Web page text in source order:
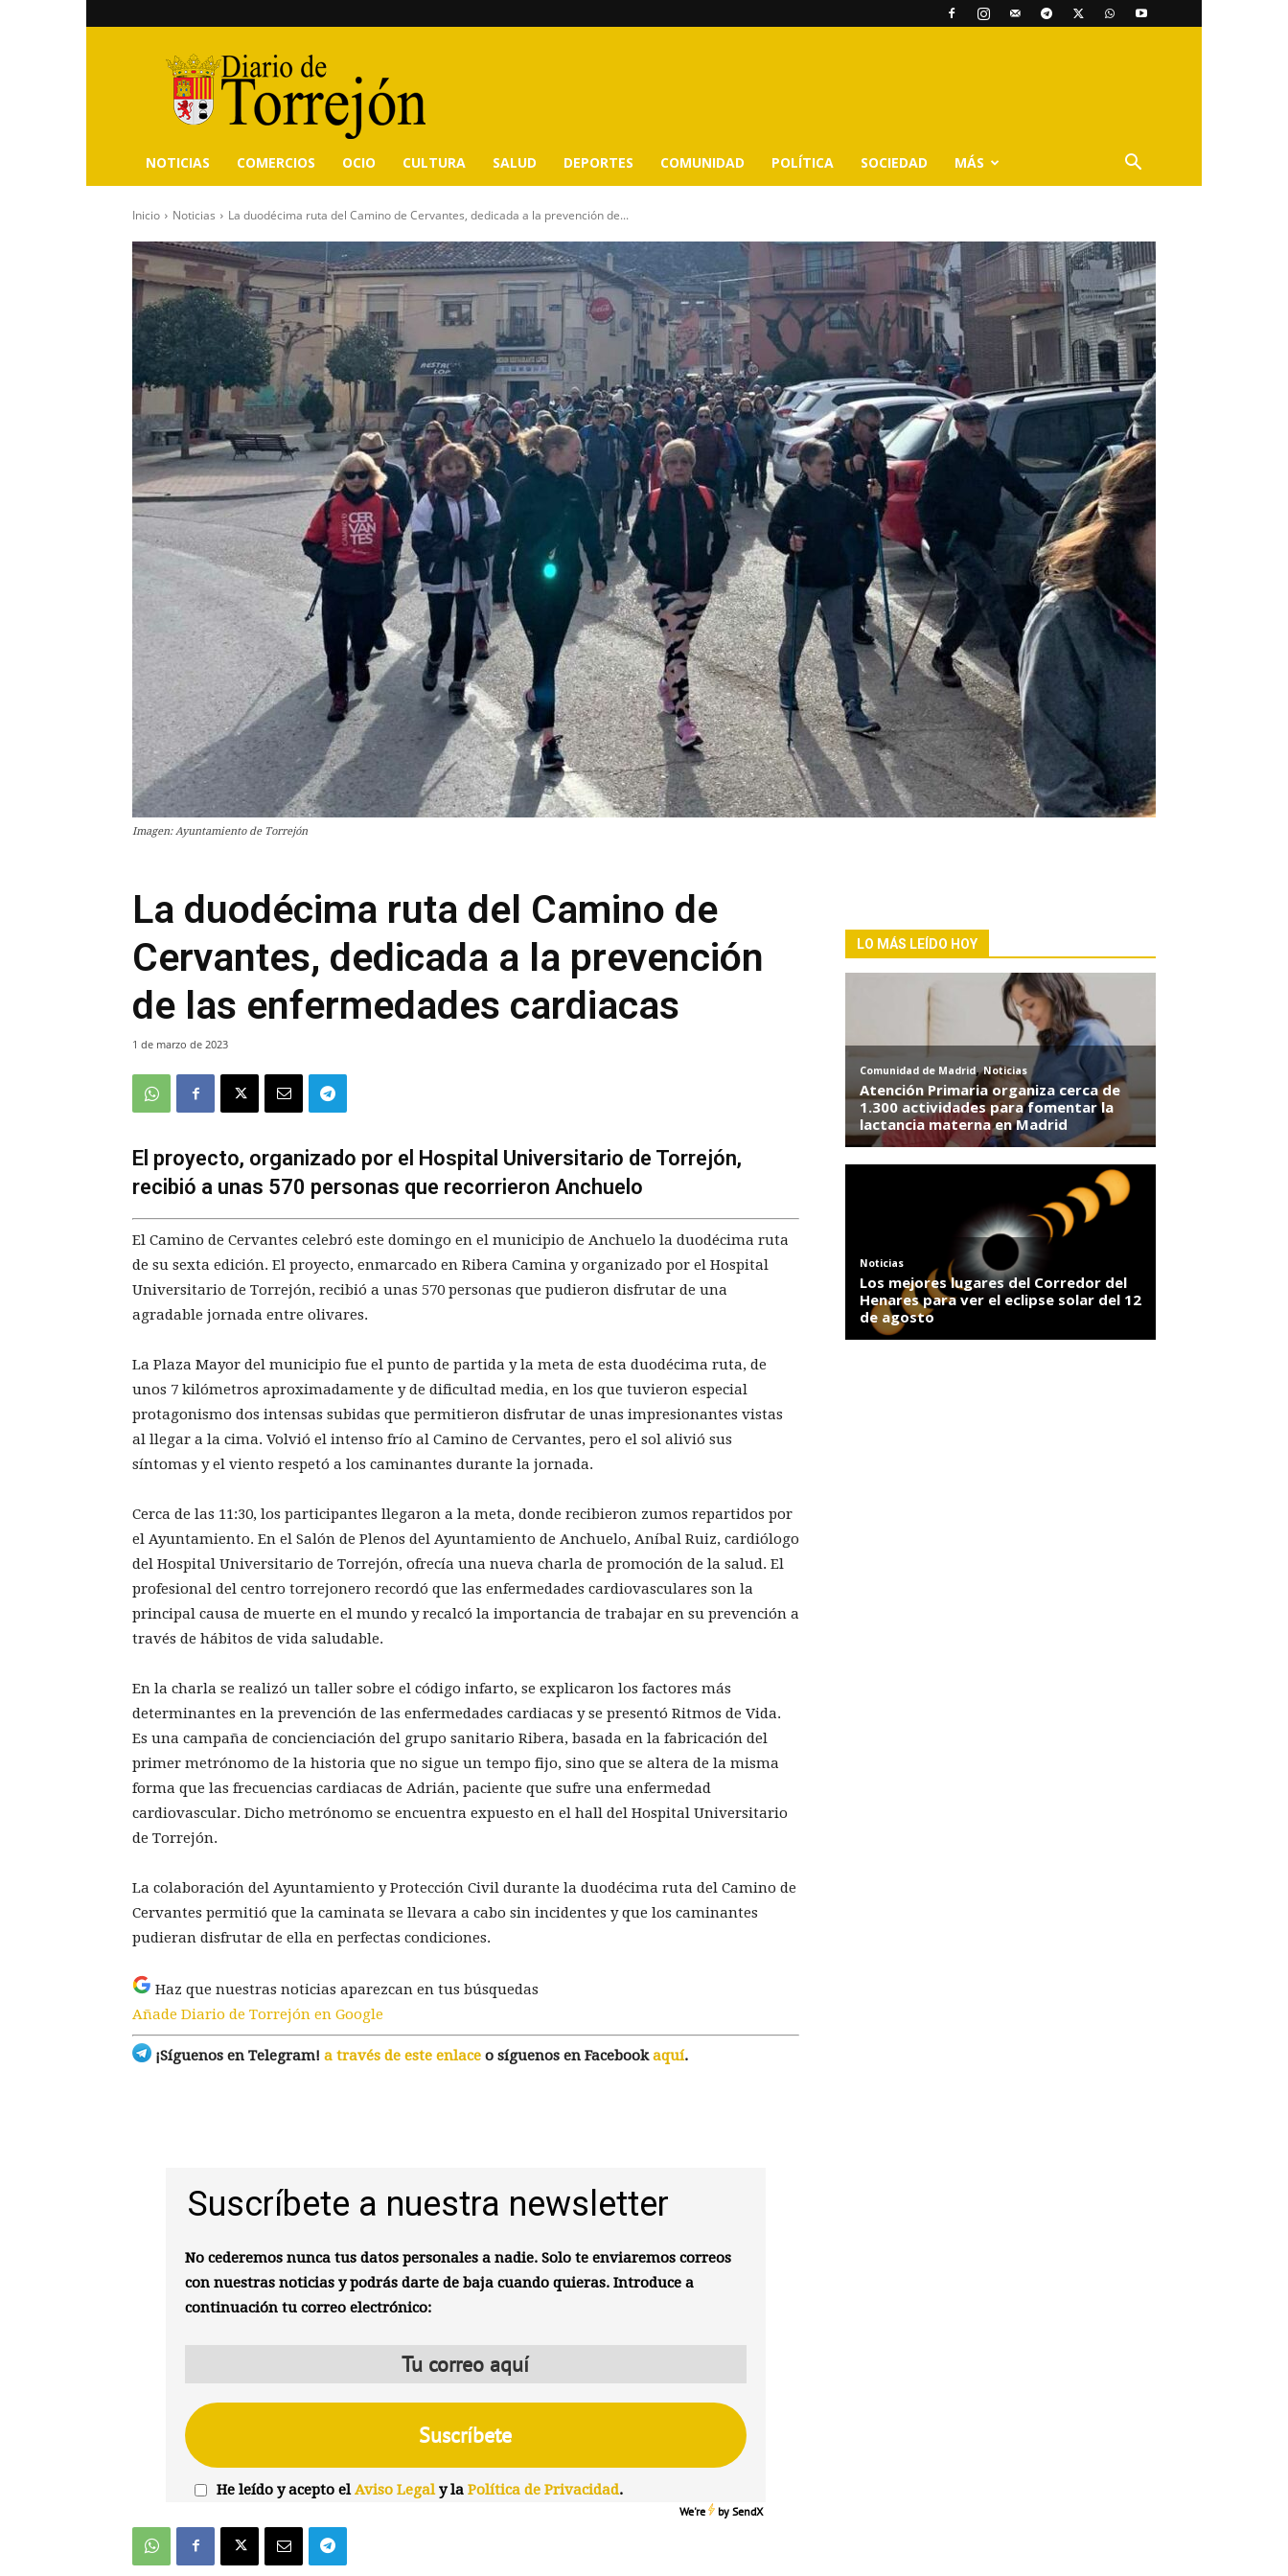
Diario
de
Torrejón
NOTICIAS COMERCIOS OCIO CULTURA SALUD DEPORTES COMUNIDAD POLÍTICA SOCIEDAD MÁS
Inicio Noticias La duodécima ruta del Camino de Cervantes, dedicada a la prevención de...
Imagen: Ayuntamiento de Torrejón
La duodécima ruta del Camino de
Cervantes, dedicada a la prevención
de las enfermedades cardiacas
1 de marzo de 2023
El proyecto, organizado por el Hospital Universitario de Torrejón,
recibió a unas 570 personas que recorrieron Anchuelo
El Camino de Cervantes celebró este domingo en el municipio de Anchuelo la duodécima ruta
de su sexta edición. El proyecto, enmarcado en Ribera Camina y organizado por el Hospital
Universitario de Torrejón, recibió a unas 570 personas que pudieron disfrutar de una
agradable jornada entre olivares.
La Plaza Mayor del municipio fue el punto de partida y la meta de esta duodécima ruta, de
unos 7 kilómetros aproximadamente y de dificultad media, en los que tuvieron especial
protagonismo dos intensas subidas que permitieron disfrutar de unas impresionantes vistas
al llegar a la cima. Volvió el intenso frío al Camino de Cervantes, pero el sol alivió sus
síntomas y el viento respetó a los caminantes durante la jornada.
Cerca de las 11:30, los participantes llegaron a la meta, donde recibieron zumos repartidos por
el Ayuntamiento. En el Salón de Plenos del Ayuntamiento de Anchuelo, Aníbal Ruiz, cardiólogo
del Hospital Universitario de Torrejón, ofrecía una nueva charla de promoción de la salud. El
profesional del centro torrejonero recordó que las enfermedades cardiovasculares son la
principal causa de muerte en el mundo y recalcó la importancia de trabajar en su prevención a
través de hábitos de vida saludable.
En la charla se realizó un taller sobre el código infarto, se explicaron los factores más
determinantes en la prevención de las enfermedades cardiacas y se presentó Ritmos de Vida.
Es una campaña de concienciación del grupo sanitario Ribera, basada en la fabricación del
primer metrónomo de la historia que no sigue un tempo fijo, sino que se altera de la misma
forma que las frecuencias cardiacas de Adrián, paciente que sufre una enfermedad
cardiovascular. Dicho metrónomo se encuentra expuesto en el hall del Hospital Universitario
de Torrejón.
La colaboración del Ayuntamiento y Protección Civil durante la duodécima ruta del Camino de
Cervantes permitió que la caminata se llevara a cabo sin incidentes y que los caminantes
pudieran disfrutar de ella en perfectas condiciones.
Haz que nuestras noticias aparezcan en tus búsquedas
Añade Diario de Torrejón en Google
¡Síguenos en Telegram! a través de este enlace o síguenos en Facebookaquí.
Suscríbete a nuestra newsletter
No cederemos nunca tus datos personales a nadie. Solo te enviaremos correos
con nuestras noticias y podrás darte de baja cuando quieras. Introduce a
continuación tu correo electrónico:
He leído y acepto elAviso Legaly la Política de Privacidad.
We're bySendX
LO MÁS LEÍDO HOY